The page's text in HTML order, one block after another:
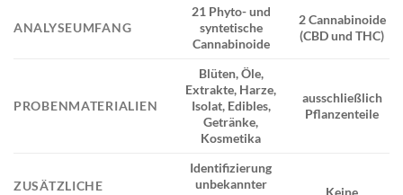
ANALYSEUMFANG
21 Phyto- und
syntetische
Cannabinoide
2 Cannabinoide
(CBD und THC)
PROBENMATERIALIEN
Blüten, Öle,
Extrakte, Harze,
Isolat, Edibles,
Getränke,
Kosmetika
ausschließlich
Pflanzenteile
ZUSÄTZLICHE
Identifizierung
unbekannter
Keine